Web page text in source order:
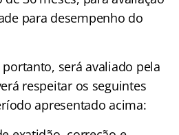
para desempenho do
será avaliado pela
respeitar os seguintes
apresentado acima: